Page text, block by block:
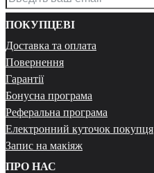
ПОКУПЦЕВІ
Доставка та оплата
Повернення
Гарантії
Бонусна програма
Реферальна програма
Електронний куточок покупця
Запис на макіяж
ПРО НАС